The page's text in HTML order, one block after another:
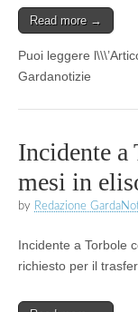
Read more →
Puoi leggere
Gardanotizie
Incidente
mesi in
by Redazione
Incidente a Torbole
richiesto per il